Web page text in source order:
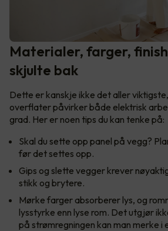
Materialer, farger,
skjulte bak
Dette er kanskje ikke det aller
overflater påvirker både elektrisk
grad. Her er noen tips du kan tenke på:
Skal du sette opp panel på vegg?
før det settes opp.
Gips og slette vegger krever
stikk og brytere.
Mørke farger absorberer lys, og
lysstyrke enn lyse rom. Det utgjør
på strømregningen kan man merke i